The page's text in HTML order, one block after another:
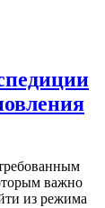
важно
из режима